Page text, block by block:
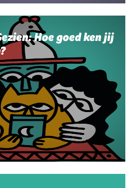
Hoe goed ken jij